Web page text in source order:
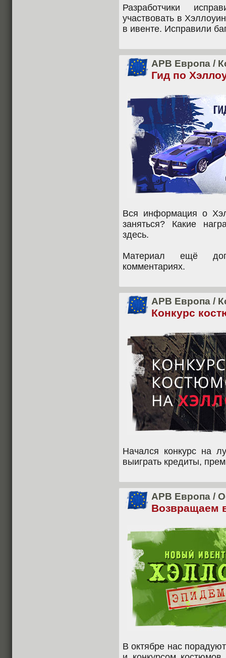
Разработчики
участвовать в
в ивенте. Исправили
APB Европа /
Гид по
Вся информация о
заняться? Какие
здесь.
Материал ещё
комментариях.
APB Европа /
Конкурс
Начался конкурс на
выиграть кредиты,
APB Европа /
Возвращаем
В октябре нас